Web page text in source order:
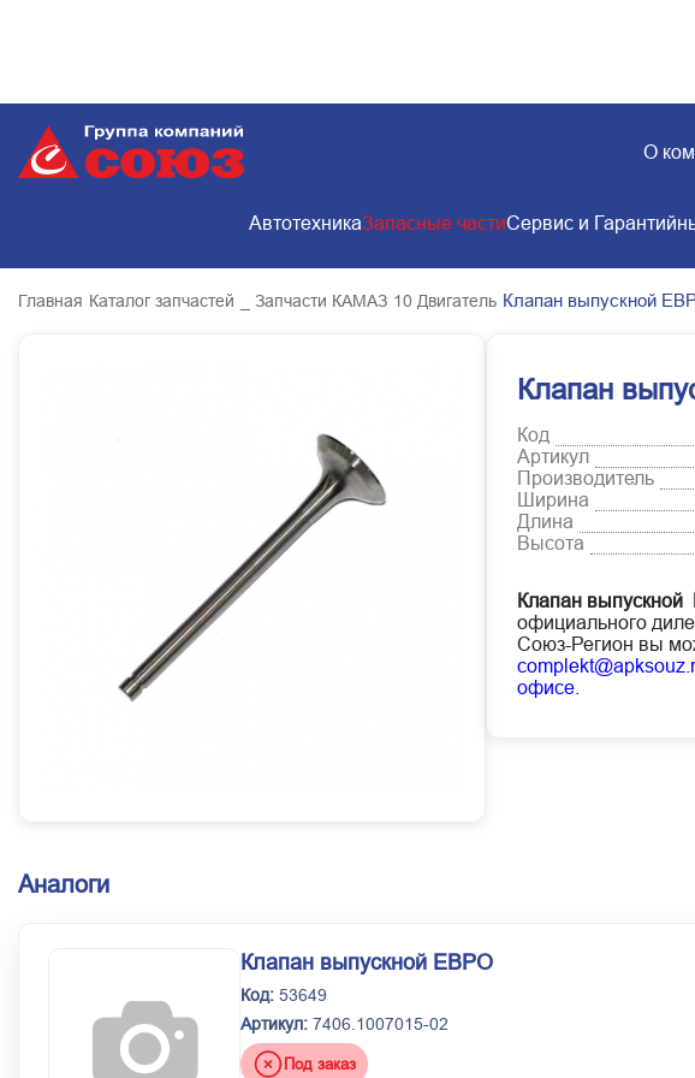
О
АвтотехникаЗапасные частиСервис и
Главная Каталог запчастей _ Запчасти КАМАЗ 10 Двигатель Клапан выпускной
Клапан
Код
Артикул
Производитель
Ширина
Длина
Высота
Клапан
официального
Союз-Регион вы
офисе
Аналоги
Клапан выпускной ЕВРО
Код: 53649
Артикул: 7406.1007015-02
Под заказ